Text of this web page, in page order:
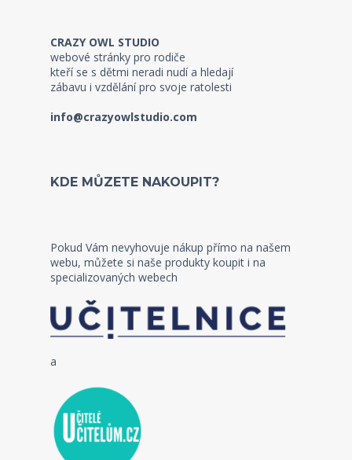
CRAZY OWL STUDIO
webové stránky pro rodiče
kteří se s dětmi neradi nudí a hledají
zábavu i vzdělání pro svoje ratolesti
info@crazyowlstudio.com
KDE MŮZETE NAKOUPIT?
Pokud Vám nevyhovuje nákup přímo na našem
webu, můžete si naše produkty koupit i na
specializovaných webech
a